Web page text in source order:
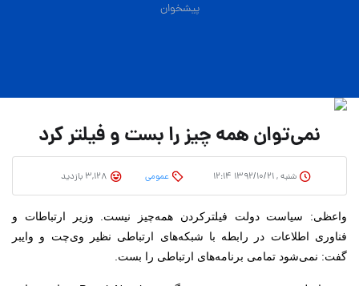
پیشخوان
نمی‌توان همه چیز را بست و فیلتر کرد
شنبه , ۱۳۹۲/۱۰/۲۱ ۱۲:۱۴ عمومی
واعظی: سیاست دولت فیلترکردن همه‌چیز نیست.
وزیر ارتباطات و
فناوری اطلاعات در رابطه با شبکه‌های ارتباطی نظیر وی‌چت و وایبر
گفت: نمی‌شود تمامی برنامه‌های ارتباطی را بست.